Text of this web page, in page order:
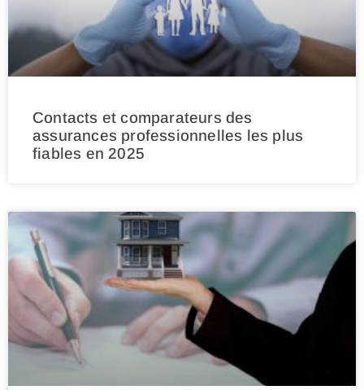
Contacts et comparateurs des
assurances professionnelles les plus
fiables en 2025